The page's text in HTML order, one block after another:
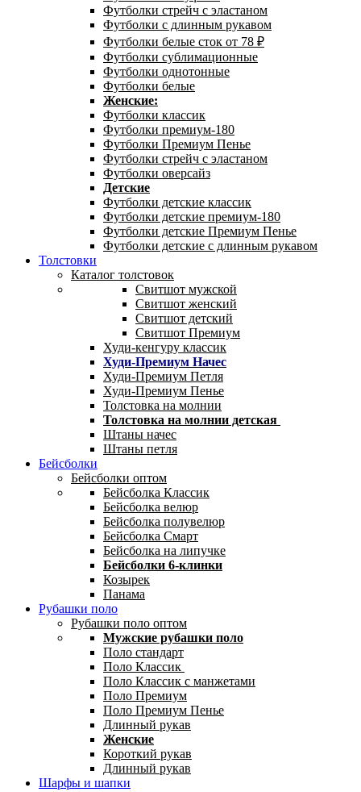
Футболки стрейч с эластаном
Футболки с длинным рукавом
Футболки белые сток от 78 ₽
Футболки сублимационные
Футболки однотонные
Футболки белые
Женские:
Футболки классик
Футболки премиум-180
Футболки Премиум Пенье
Футболки стрейч с эластаном
Футболки оверсайз
Детские
Футболки детские классик
Футболки детские премиум-180
Футболки детские Премиум Пенье
Футболки детские с длинным рукавом
Толстовки
Каталог толстовок
Свитшот мужской
Свитшот женский
Свитшот детский
Свитшот Премиум
Худи-кенгуру классик
Худи-Премиум Начес
Худи-Премиум Петля
Худи-Премиум Пенье
Толстовка на молнии
Толстовка на молнии детская
Штаны начес
Штаны петля
Бейсболки
Бейсболки оптом
Бейсболка Классик
Бейсболка велюр
Бейсболка полувелюр
Бейсболка Смарт
Бейсболка на липучке
Бейсболки 6-клинки
Козырек
Панама
Рубашки поло
Рубашки поло оптом
Мужские рубашки поло
Поло стандарт
Поло Классик
Поло Классик с манжетами
Поло Премиум
Поло Премиум Пенье
Длинный рукав
Женские
Короткий рукав
Длинный рукав
Шарфы и шапки